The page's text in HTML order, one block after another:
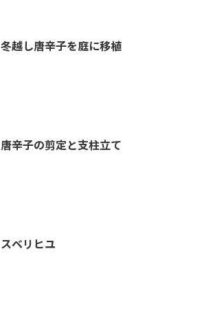
冬越し唐辛子を庭に移植
唐辛子の剪定と支柱立て
スベリヒユ